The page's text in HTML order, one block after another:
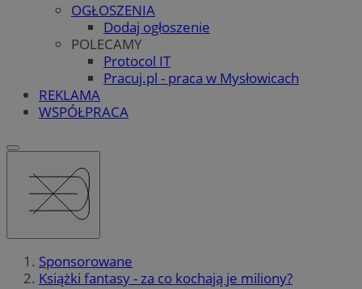
OGŁOSZENIA
Dodaj ogłoszenie
POLECAMY
Protocol IT
Pracuj.pl - praca w Mysłowicach
REKLAMA
WSPÓŁPRACA
Sponsorowane
Książki fantasy - za co kochają je miliony?